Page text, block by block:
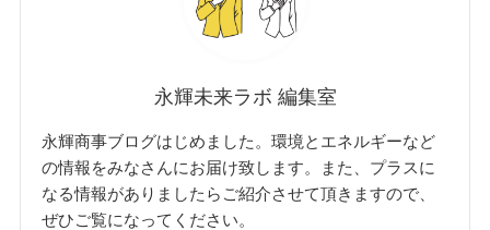
永輝未来ラボ 編集室
永輝商事ブログはじめました。環境とエネルギーなど
の情報をみなさんにお届け致します。また、プラスに
なる情報がありましたらご紹介させて頂きますので、
ぜひご覧になってください。